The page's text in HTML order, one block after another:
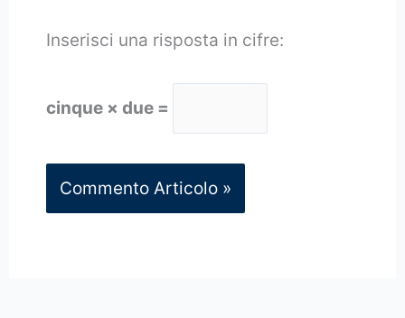
Inserisci una risposta in cifre:
cinque × due =